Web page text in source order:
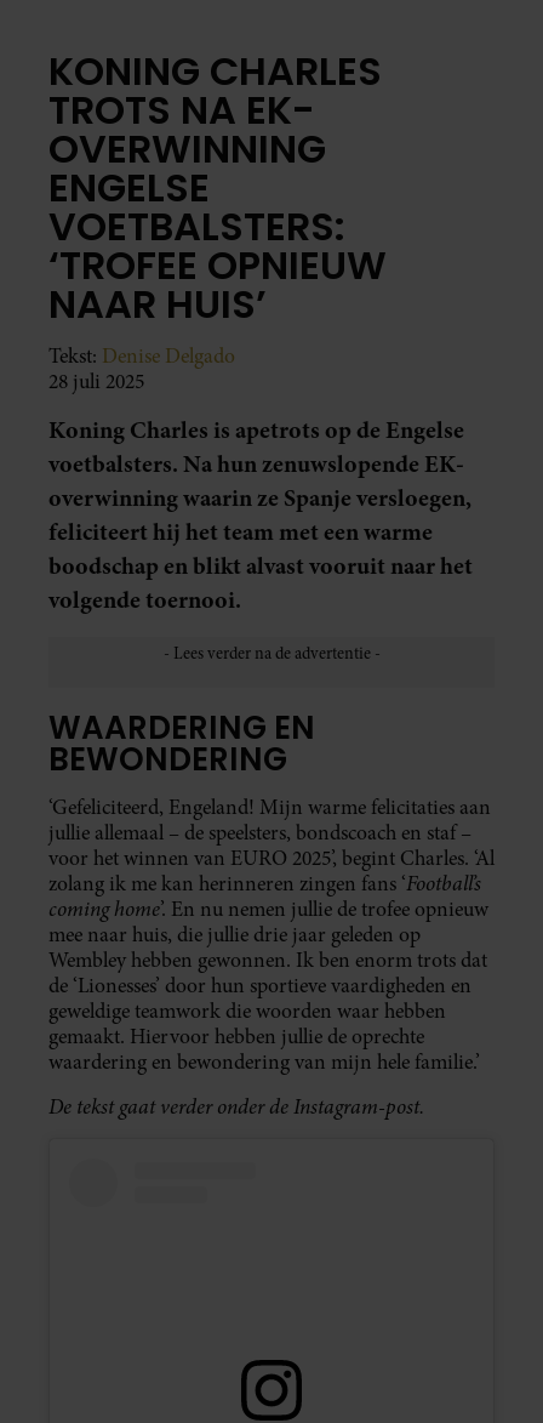
KONING CHARLES
TROTS NA EK-
OVERWINNING
ENGELSE
VOETBALSTERS:
‘TROFEE OPNIEUW
NAAR HUIS’
Tekst: Denise Delgado
28 juli 2025
Koning Charles is apetrots op de Engelse
voetbalsters. Na hun zenuwslopende EK-
overwinning waarin ze Spanje versloegen,
feliciteert hij het team met een warme
boodschap en blikt alvast vooruit naar het
volgende toernooi.
WAARDERING EN
BEWONDERING
‘Gefeliciteerd, Engeland! Mijn warme felicitaties aan
jullie allemaal – de speelsters, bondscoach en staf –
voor het winnen van EURO 2025’, begint Charles. ‘Al
zolang ik me kan herinneren zingen fans ‘Football’s
coming home’. En nu nemen jullie de trofee opnieuw
mee naar huis, die jullie drie jaar geleden op
Wembley hebben gewonnen. Ik ben enorm trots dat
de ‘Lionesses’ door hun sportieve vaardigheden en
geweldige teamwork die woorden waar hebben
gemaakt. Hiervoor hebben jullie de oprechte
waardering en bewondering van mijn hele familie.’
De tekst gaat verder onder de Instagram-post.